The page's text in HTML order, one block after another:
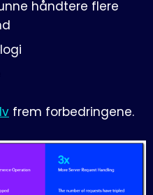
håndtere flere
frem forbedringene.